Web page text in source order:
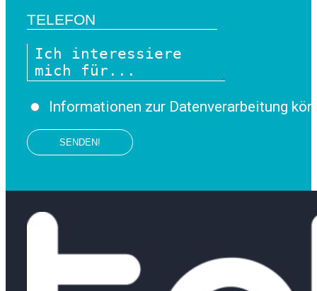
Informationen zur Datenverarbeitung
SENDEN!